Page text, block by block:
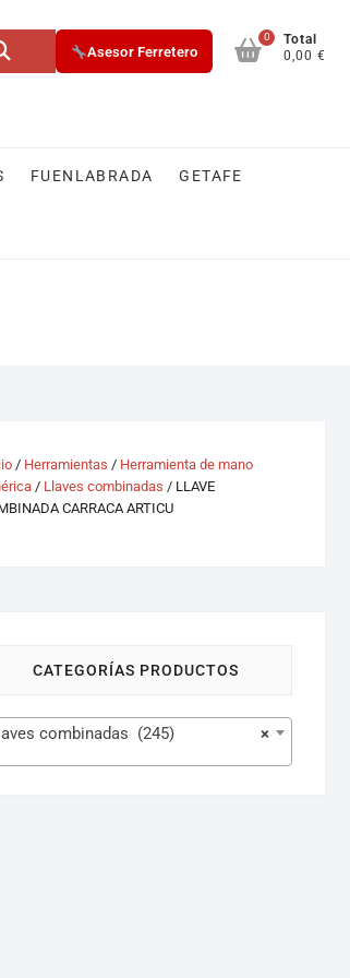
Asesor Ferretero
0
Total
0,00 €
FUENLABRADA GETAFE
/ Herramientas / Herramienta de mano
/ Llaves combinadas / LLAVE
CARRACA ARTICU
CATEGORÍAS PRODUCTOS
×
combinadas (245)